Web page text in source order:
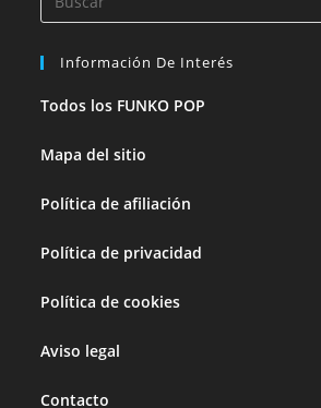
Información De Interés
Todos los FUNKO POP
Mapa del sitio
Política de afiliación
Política de privacidad
Política de cookies
Aviso legal
Contacto